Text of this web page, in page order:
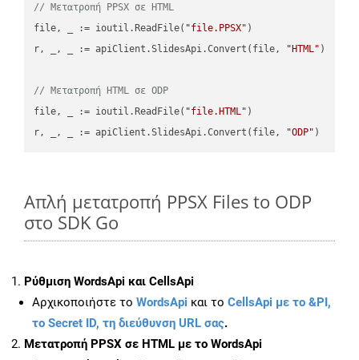
// Μετατροπή PPSX σε HTML
file, _ := ioutil.ReadFile( "file.PPSX" )
r, _, _ := apiClient.SlidesApi.Convert(file,
"HTML" )
// Μετατροπή HTML σε ODP
file, _ := ioutil.ReadFile( "file.HTML" )
r, _, _ := apiClient.SlidesApi.Convert(file,
"ODP"
Απλή μετατροπή PPSX Files to ODP
στο SDK Go
Ρύθμιση WordsApi και CellsApi
Αρχικοποιήστε το WordsApi και το CellsApi με το &PI,
το Secret ID, τη διεύθυνση URL σας.
Μετατροπή PPSX σε HTML με το WordsApi